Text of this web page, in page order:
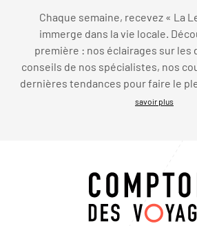
Chaque semaine, recevez « La
immerge dans la vie locale.
première : nos éclairages sur les
conseils de nos spécialistes, nos
dernières tendances pour faire le
savoir plus